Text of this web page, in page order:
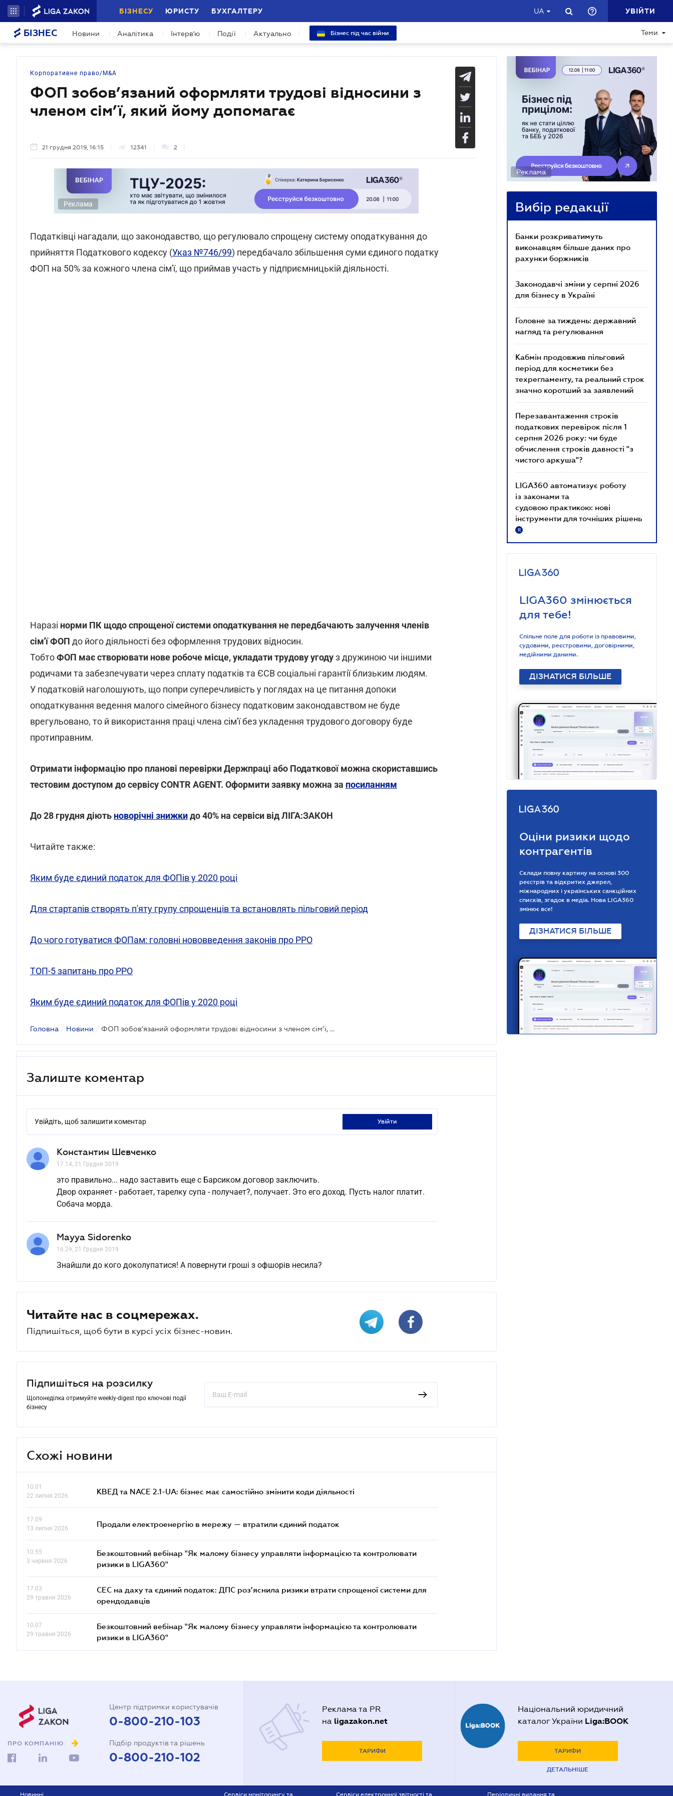
БІЗНЕСУ ЮРИСТУ БУХГАЛТЕРУ UA УВІЙТИ
БІЗНЕС Новини Аналітика Інтерв'ю Події Актуально Бізнес під час війни Теми
Корпоративне право/M&A
ФОП зобов’язаний оформляти трудові відносини з
членом сім’ї, який йому допомагає
21 грудня 2019, 16:15 12341 2
Реклама
Податківці нагадали, що законодавство, що регулювало спрощену систему оподаткування до
прийняття Податкового кодексу (Указ №746/99) передбачало збільшення суми єдиного податку
ФОП на 50% за кожного члена сім'ї, що приймав участь у підприємницькій діяльності.
Наразі норми ПК щодо спрощеної системи оподаткування не передбачають залучення членів
сім'ї ФОП до його діяльності без оформлення трудових відносин.
ТобтоФОП має створювати нове робоче місце, укладати трудову угодуз дружиною чи іншими
родичами та забезпечувати через сплату податків та ЄСВ соціальні гарантії близьким людям.
У податковій наголошують, що попри суперечливість у поглядах на це питання допоки
оподаткування ведення малого сімейного бізнесу податковим законодавством не буде
врегульовано, то й використання праці члена сім'ї без укладення трудового договору буде
протиправним.
Отримати інформацію про планові перевірки Держпраці або Податкової можна скориставшись
тестовим доступом до сервісу CONTR AGENT. Оформити заявку можна за посиланням
До 28 грудня діють новорічні знижкидо 40% на сервіси від ЛІГА:ЗАКОН
Читайте также:
Яким буде єдиний податок для ФОПів у 2020 році
Для стартапів створять п'яту групу спрощенців та встановлять пільговий період
До чого готуватися ФОПам: головні нововведення законів про РРО
ТОП-5 запитань про РРО
Яким буде єдиний податок для ФОПів у 2020 році
Головна / Новини / ФОП зобов’язаний оформляти трудові відносини з членом сім’ї, який йому допомагає
Залиште коментар
Увійдіть, щоб залишити коментар увійти
Константин Шевченко
17.14, 21 Грудня 2019
это правильно... надо заставить еще с Барсиком договор заключить.
Двор охраняет - работает, тарелку супа - получает?, получает. Это его доход. Пусть налог платит.
Собача морда.
Mayya Sidorenko
16.29, 21 Грудня 2019
Знайшли до кого доколупатися! А повернути гроші з офшорів несила?
Читайте нас в соцмережах.
Підпишіться, щоб бути в курсі усіх бізнес-новин.
Підпишіться на розсилку
Щопонеділка отримуйте weekly-digest про ключові події
бізнесу
Схожі новини
10.01
22 липня 2026
КВЕД та NACE 2.1-UA: бізнес має самостійно змінити коди діяльності
17.09
13 липня 2026
Продали електроенергію в мережу — втратили єдиний податок
10.55
3 червня 2026
Безкоштовний вебінар "Як малому бізнесу управляти інформацією та контролювати
ризики в LIGA360"
17.03
29 травня 2026
СЕС на даху та єдиний податок: ДПС роз’яснила ризики втрати спрощеної системи для
орендодавців
10.07
29 травня 2026
Безкоштовний вебінар "Як малому бізнесу управляти інформацією та контролювати
ризики в LIGA360"
Реклама
Вибір редакції
Банки розкриватимуть
виконавцям більше даних про
рахунки боржників
Законодавчі зміни у серпні 2026
для бізнесу в Україні
Головне за тиждень: державний
нагляд та регулювання
Кабмін продовжив пільговий
період для косметики без
техрегламенту, та реальний строк
значно коротший за заявлений
Перезавантаження строків
податкових перевірок після 1
серпня 2026 року: чи буде
обчислення строків давності "з
чистого аркуша"?
LIGA360 автоматизує роботу
із законами та
судовою практикою: нові
інструменти для точніших рішень
R
LIGA360 змінюється
для тебе!
Спільне поле для роботи із правовими,
судовими, реєстровими, договірними,
медійними даними.
ДІЗНАТИСЯ БІЛЬШЕ
Оціни ризики щодо
контрагентів
Склади повну картину на основі 300
реєстрів та відкритих джерел,
міжнародних і українських санкційних
списків, згадок в медіа. Нова LIGA360
змінює все!
ДІЗНАТИСЯ БІЛЬШЕ
ПРО КОМПАНІЮ
Центр підтримки користувачів
0-800-210-103
Підбір продуктів та рішень
0-800-210-102
Реклама та PR
на ligazakon.net
ТАРИФИ
Національний юридичний
каталог України Liga:BOOK
ТАРИФИ
ДЕТАЛЬНІШЕ
Новинні Сервіси моніторингу та Сервіси електронної звітності та Періодичні видання та